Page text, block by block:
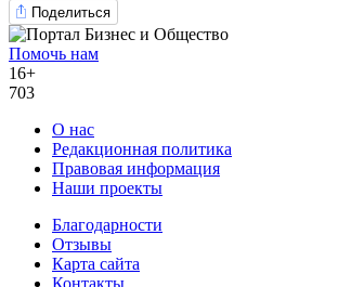
Поделиться
Помочь нам
16+
703
О нас
Редакционная политика
Правовая информация
Наши проекты
Благодарности
Отзывы
Карта сайта